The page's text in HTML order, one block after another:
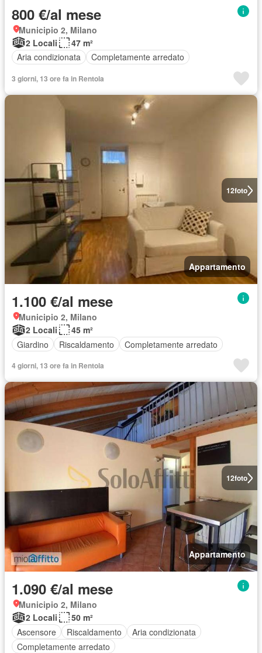
800 €/al mese
Municipio 2, Milano
2 Locali
47 m²
Aria condizionata
Completamente arredato
3 giorni, 13 ore fa in Rentola
12foto
Appartamento
1.100 €/al mese
Municipio 2, Milano
2 Locali
45 m²
Giardino
Riscaldamento Completamente arredato
4 giorni, 13 ore fa in Rentola
12foto
Appartamento
1.090 €/al mese
Municipio 2, Milano
2 Locali
50 m²
Ascensore
Riscaldamento
Aria condizionata
Completamente arredato